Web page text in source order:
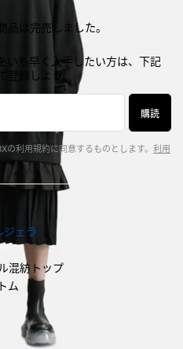
は完売しました。
いち早く入手したい方は、下記
録しよう。
購読
利用規約に同意するものとします。 利用
ェラ
混紡トップ
ム